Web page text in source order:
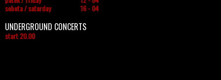
sobota / saturday
16 - 04
UNDERGROUND CONCERTS
start 20.00